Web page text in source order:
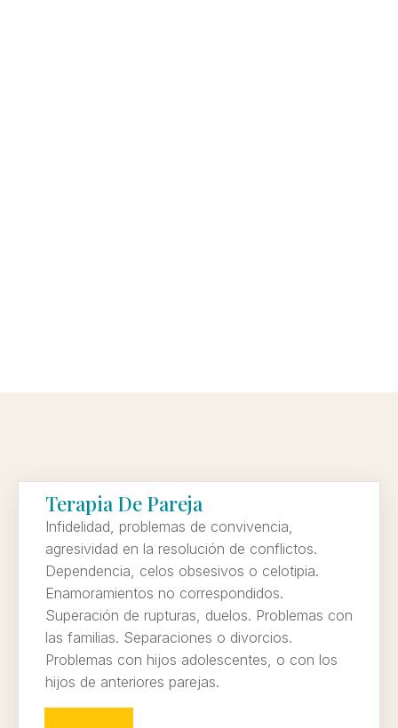
Terapia De Pareja
Infidelidad, problemas de convivencia,
agresividad en la resolución de conflictos.
Dependencia, celos obsesivos o celotipia.
Enamoramientos no correspondidos.
Superación de rupturas, duelos. Problemas con
las familias. Separaciones o divorcios.
Problemas con hijos adolescentes, o con los
hijos de anteriores parejas.